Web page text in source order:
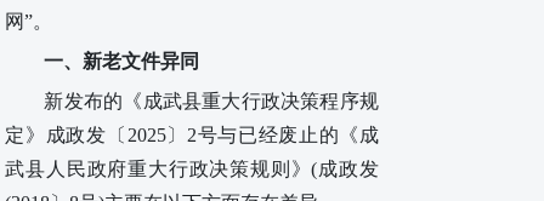
网”。
一、新老文件异同
新发布的《成武县重大行政决策程序规
定》
成政发 〔 2025〕 2号与已经废止的《成
武县人民政府重大行政决策规则》(成政发